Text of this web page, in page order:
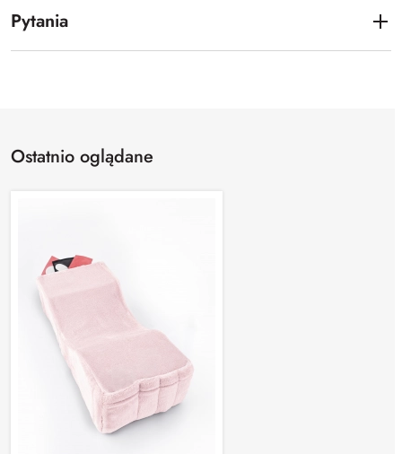
Pytania
Ostatnio oglądane